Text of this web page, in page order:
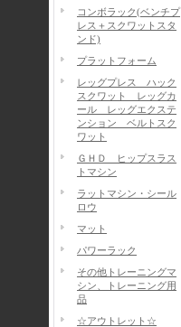
コンボラック(ベンチプ
レス＋スクワットスタ
ンド)
プラットフォーム
レッグプレス ハック
スクワット レッグカ
ール レッグエクステ
ンション ベルトスク
ワット
ＧＨＤ ヒップスラス
トマシン
ラットマシン・シール
ロウ
マット
パワーラック
その他トレーニングマ
シン、トレーニング用
品
☆アウトレット☆